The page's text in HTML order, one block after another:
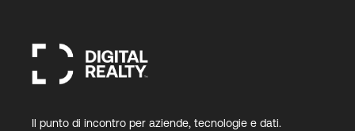
Il punto di incontro per aziende, tecnologie e dati.